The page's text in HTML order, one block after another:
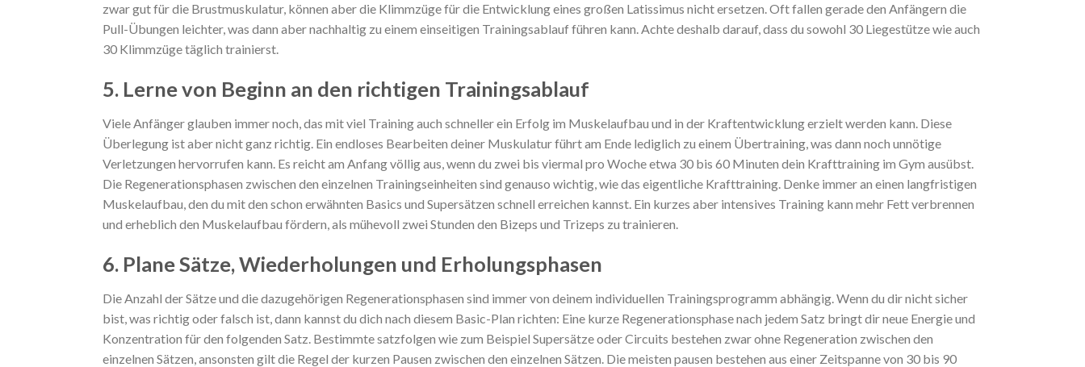
zwar gut für die Brustmuskulatur, können aber die Klimmzüge für die Entwicklung eines großen Latissimus nicht ersetzen. Oft fallen gerade den Anfängern die
Pull-Übungen leichter, was dann aber nachhaltig zu einem einseitigen Trainingsablauf führen kann. Achte deshalb darauf, dass du sowohl 30 Liegestütze wie auch
30 Klimmzüge täglich trainierst.
5. Lerne von Beginn an den richtigen Trainingsablauf
Viele Anfänger glauben immer noch, das mit viel Training auch schneller ein Erfolg im Muskelaufbau und in der Kraftentwicklung erzielt werden kann. Diese
Überlegung ist aber nicht ganz richtig. Ein endloses Bearbeiten deiner Muskulatur führt am Ende lediglich zu einem Übertraining, was dann noch unnötige
Verletzungen hervorrufen kann. Es reicht am Anfang völlig aus, wenn du zwei bis viermal pro Woche etwa 30 bis 60 Minuten dein Krafttraining im Gym ausübst.
Die Regenerationsphasen zwischen den einzelnen Trainingseinheiten sind genauso wichtig, wie das eigentliche Krafttraining. Denke immer an einen langfristigen
Muskelaufbau, den du mit den schon erwähnten Basics und Supersätzen schnell erreichen kannst. Ein kurzes aber intensives Training kann mehr Fett verbrennen
und erheblich den Muskelaufbau fördern, als mühevoll zwei Stunden den Bizeps und Trizeps zu trainieren.
6. Plane Sätze, Wiederholungen und Erholungsphasen
Die Anzahl der Sätze und die dazugehörigen Regenerationsphasen sind immer von deinem individuellen Trainingsprogramm abhängig. Wenn du dir nicht sicher
bist, was richtig oder falsch ist, dann kannst du dich nach diesem Basic-Plan richten: Eine kurze Regenerationsphase nach jedem Satz bringt dir neue Energie und
Konzentration für den folgenden Satz. Bestimmte satzfolgen wie zum Beispiel Supersätze oder Circuits bestehen zwar ohne Regeneration zwischen den
einzelnen Sätzen, ansonsten gilt die Regel der kurzen Pausen zwischen den einzelnen Sätzen. Die meisten pausen bestehen aus einer Zeitspanne von 30 bis 90